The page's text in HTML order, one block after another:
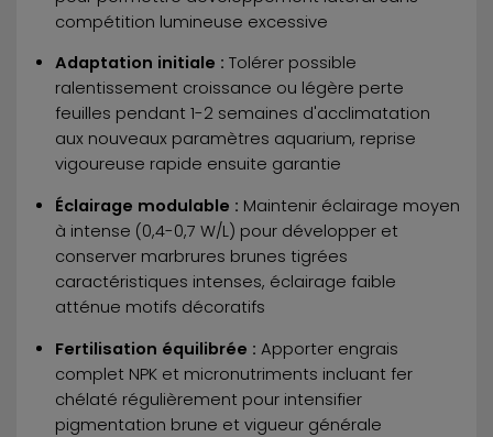
compétition lumineuse excessive
Adaptation initiale : Tolérer possible
ralentissement croissance ou légère perte
feuilles pendant 1-2 semaines d'acclimatation
aux nouveaux paramètres aquarium, reprise
vigoureuse rapide ensuite garantie
Éclairage modulable : Maintenir éclairage moyen
à intense (0,4-0,7 W/L) pour développer et
conserver marbrures brunes tigrées
caractéristiques intenses, éclairage faible
atténue motifs décoratifs
Fertilisation équilibrée : Apporter engrais
complet NPK et micronutriments incluant fer
chélaté régulièrement pour intensifier
pigmentation brune et vigueur générale